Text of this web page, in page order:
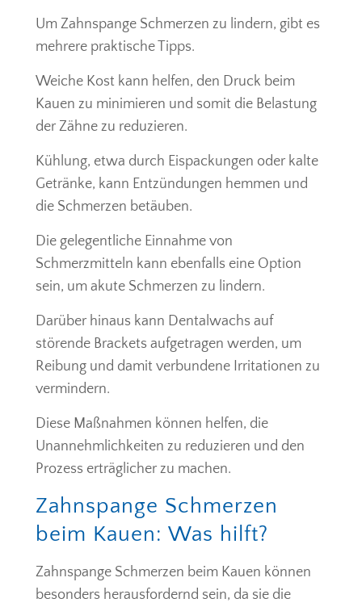
Um Zahnspange Schmerzen zu lindern, gibt es
mehrere praktische Tipps.
Weiche Kost kann helfen, den Druck beim
Kauen zu minimieren und somit die Belastung
der Zähne zu reduzieren.
Kühlung, etwa durch Eispackungen oder kalte
Getränke, kann Entzündungen hemmen und
die Schmerzen betäuben.
Die gelegentliche Einnahme von
Schmerzmitteln kann ebenfalls eine Option
sein, um akute Schmerzen zu lindern.
Darüber hinaus kann Dentalwachs auf
störende Brackets aufgetragen werden, um
Reibung und damit verbundene Irritationen zu
vermindern.
Diese Maßnahmen können helfen, die
Unannehmlichkeiten zu reduzieren und den
Prozess erträglicher zu machen.
Zahnspange Schmerzen
beim Kauen: Was hilft?
Zahnspange Schmerzen beim Kauen können
besonders herausfordernd sein, da sie die